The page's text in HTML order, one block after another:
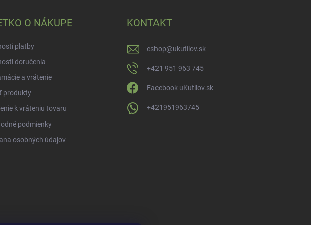
O NÁKUPE
platby
doručenia
a vrátenie
produkty
k vráteniu tovaru
podmienky
osobných údajov
KONTAKT
eshop@ukutilov.sk
+421 951 963 745
Facebook uKutilov.sk
+421951963745